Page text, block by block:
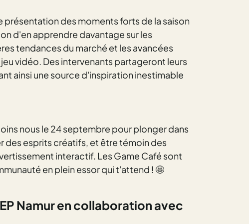
des moments forts de la saison
d'en apprendre davantage sur les
tendances du marché et les avancées
vidéo. Des intervenants partageront leurs
ainsi une source d'inspiration inestimable
nous le 24 septembre pour plonger dans
des esprits créatifs, et être témoin des
interactif. Les Game Café sont
en plein essor qui t'attend ! 🤩
Namur en collaboration avec